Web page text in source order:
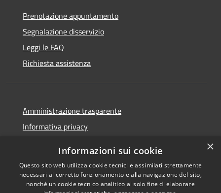
Prenotazione appuntamento
Segnalazione disservizio
Leggi le FAQ
Richiesta assistenza
Amministrazione trasparente
Informativa privacy
Dichiarazione di accessibilità
×
Informazioni sui cookie
Questo sito web utilizza cookie tecnici e assimilati strettamente
necessari al corretto funzionamento e alla navigazione del sito,
nonché un cookie tecnico analitico al solo fine di elaborare